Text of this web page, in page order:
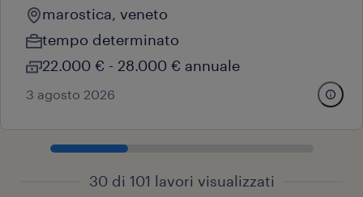
marostica, veneto
tempo determinato
22.000 € - 28.000 € annuale
3 agosto 2026
30 di 101 lavori visualizzati